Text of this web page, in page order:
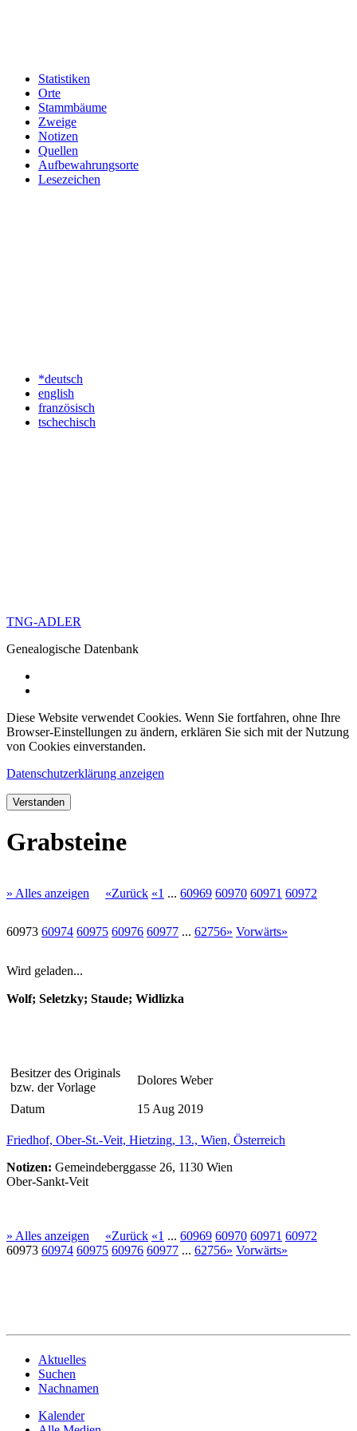
Statistiken
Orte
Stammbäume
Zweige
Notizen
Quellen
Aufbewahrungsorte
Lesezeichen
*deutsch
english
französisch
tschechisch
TNG-ADLER
Genealogische Datenbank
Diese Website verwendet Cookies. Wenn Sie fortfahren, ohne Ihre
Browser-Einstellungen zu ändern, erklären Sie sich mit der Nutzung
von Cookies einverstanden.
Datenschutzerklärung anzeigen
Verstanden
Grabsteine
» Alles anzeigen «Zurück «1 ... 60969 60970 60971 60972
60973 60974 60975 60976 60977 ... 62756» Vorwärts»
Wird geladen...
Wolf; Seletzky; Staude; Widlizka
Besitzer des Originals
bzw. der Vorlage
Dolores Weber
Datum 15 Aug 2019
Friedhof, Ober-St.-Veit, Hietzing, 13., Wien, Österreich
Notizen: Gemeindeberggasse 26, 1130 Wien
Ober-Sankt-Veit
» Alles anzeigen «Zurück «1 ... 60969 60970 60971 60972
60973 60974 60975 60976 60977 ... 62756» Vorwärts»
Aktuelles
Suchen
Nachnamen
Kalender